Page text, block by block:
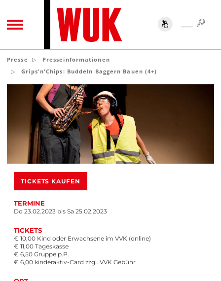
TOGGLE NAVIGATION SUCHE
Presse
Presseinformationen
Grips'n'Chips: Buddeln Baggern Bauen (4+)
TICKETS KAUFEN
TERMINE
Do 23.02.2023 bis Sa 25.02.2023
TICKETS
€ 10,00 Kind oder Erwachsene im VVK (online)
€ 11,00 Tageskasse
€ 6,50 Gruppe p.P.
€ 6,00 kinderaktiv-Card zzgl. VVK Gebühr